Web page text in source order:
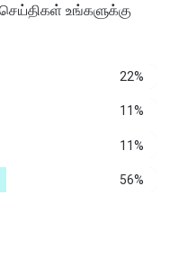
உங்களுக்கு
22%
11%
11%
56%